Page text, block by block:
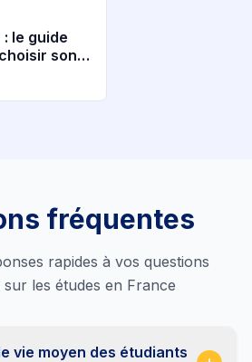
: le guide
son
fréquentes
rapides à vos questions
sur les études en France
vie moyen des étudiants